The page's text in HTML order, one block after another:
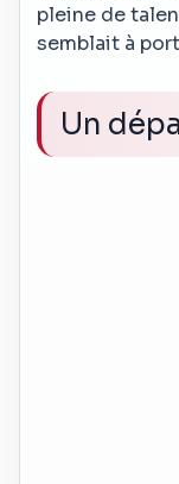
pleine de
semblait à
Un